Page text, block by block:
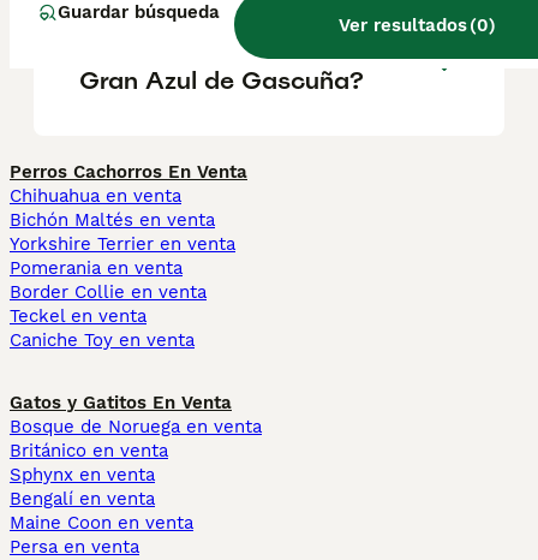
Guardar búsqueda
Ver resultados(0)
¿Cómo es el carácter del
Gran Azul de Gascuña?
Perros Cachorros En Venta
Chihuahua en venta
Bichón Maltés en venta
Yorkshire Terrier en venta
Pomerania en venta
Border Collie en venta
Teckel en venta
Caniche Toy en venta
Gatos y Gatitos En Venta
Bosque de Noruega en venta
Británico en venta
Sphynx en venta
Bengalí en venta
Maine Coon en venta
Persa en venta